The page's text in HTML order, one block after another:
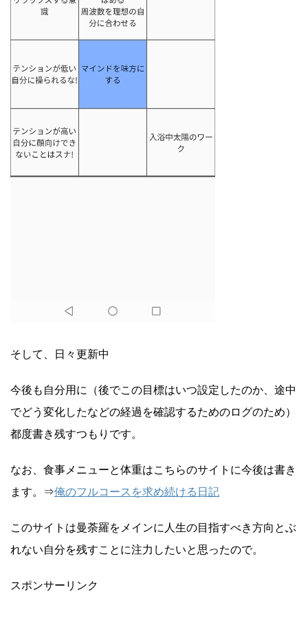
そして、日々更新中
今後も自分用に（後でこの目標はいつ設定したのか、途中
でどう変化したなどの経過を確認するためのログのため）
都度書き残すつもりです。
なお、食事メニューと体重はこちらのサイトに今後は書き
ます。⇒俺のフルコースを求め続ける日記
このサイトは曼荼羅をメインに人生の目指すべき方向とぶ
れない自分を残すことに注力したいと思ったので。
スポンサーリンク